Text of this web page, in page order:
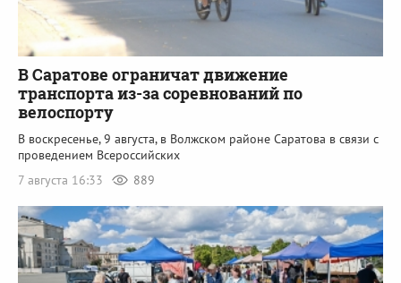
В Саратове ограничат движение
транспорта из-за соревнований по
велоспорту
В воскресенье, 9 августа, в Волжском районе Саратова в связи с
проведением Всероссийских
7 августа 16:33
889